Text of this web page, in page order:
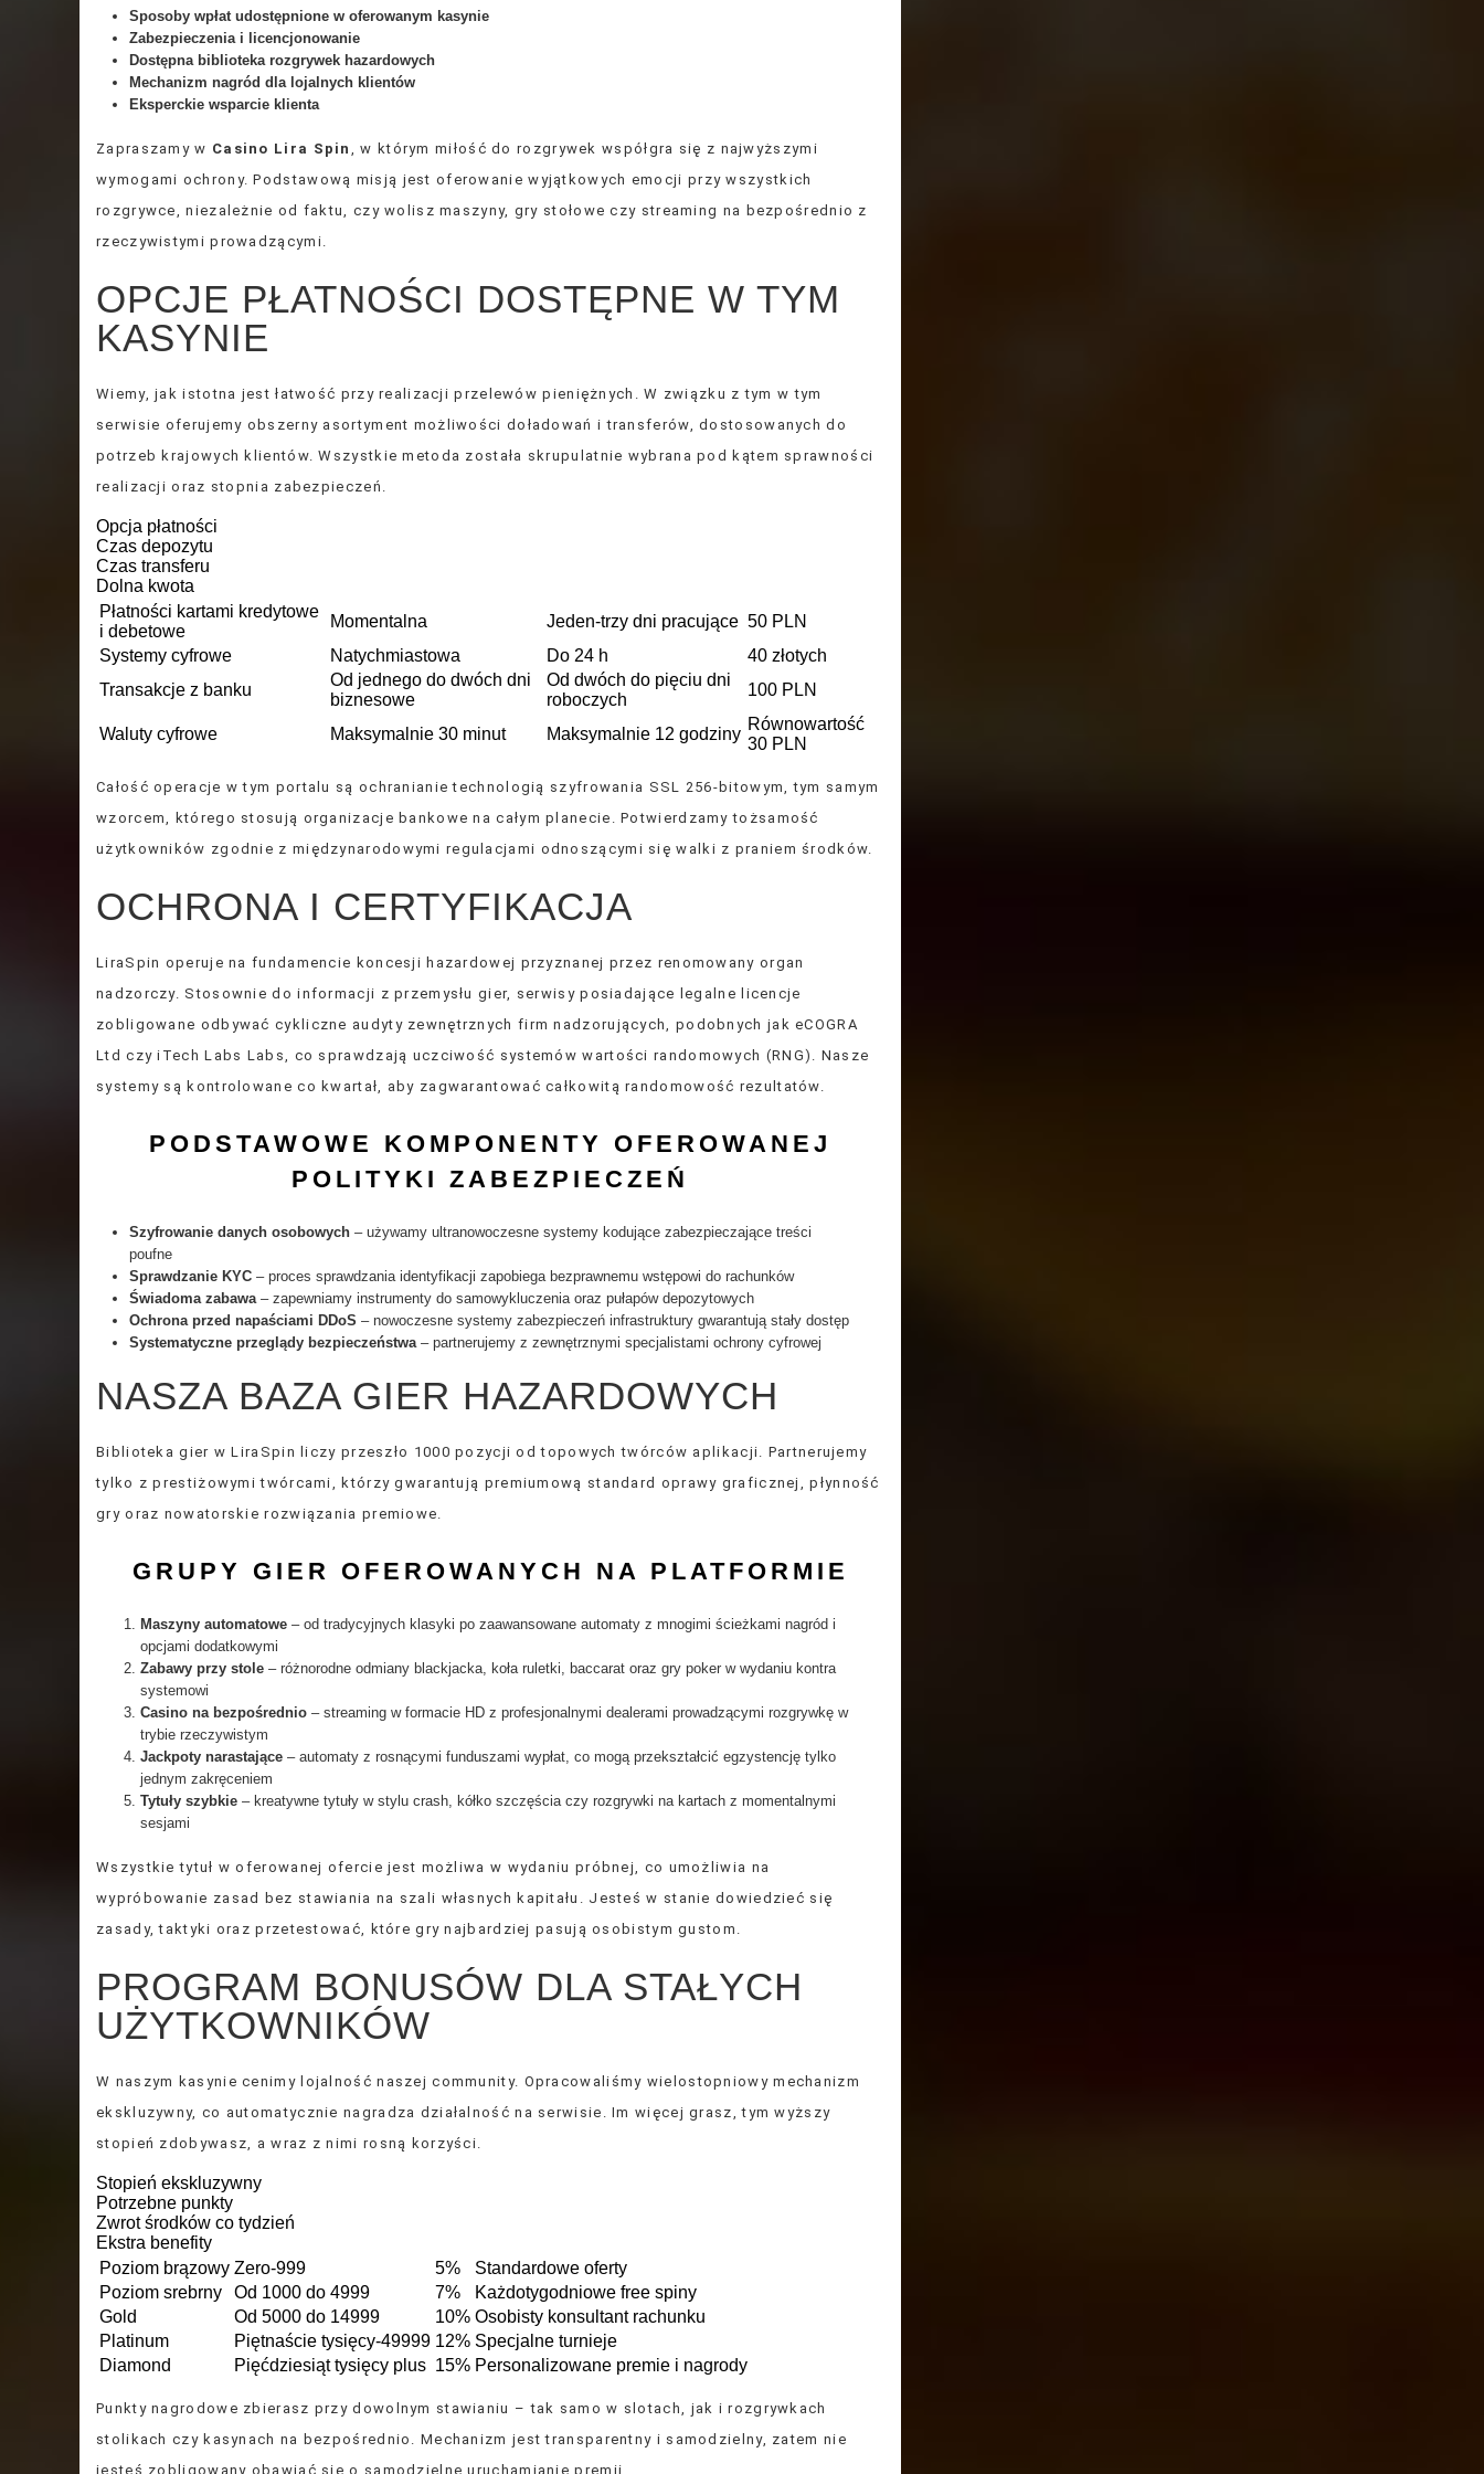
Sposoby wpłat udostępnione w oferowanym kasynie
Zabezpieczenia i licencjonowanie
Dostępna biblioteka rozgrywek hazardowych
Mechanizm nagród dla lojalnych klientów
Eksperckie wsparcie klienta
Zapraszamy w Casino Lira Spin , w którym miłość do rozgrywek współgra się z najwyższymi
wymogami ochrony. Podstawową misją jest oferowanie wyjątkowych emocji przy wszystkich
rozgrywce, niezależnie od faktu, czy wolisz maszyny, gry stołowe czy streaming na bezpośrednio z
rzeczywistymi prowadzącymi.
OPCJE PŁATNOŚCI DOSTĘPNE W TYM
KASYNIE
Wiemy, jak istotna jest łatwość przy realizacji przelewów pieniężnych. W związku z tym w tym
serwisie oferujemy obszerny asortyment możliwości doładowań i transferów, dostosowanych do
potrzeb krajowych klientów. Wszystkie metoda została skrupulatnie wybrana pod kątem sprawności
realizacji oraz stopnia zabezpieczeń.
Opcja płatności
Czas depozytu
Czas transferu
Dolna kwota
Płatności kartami kredytowe
i debetowe
Momentalna Jeden-trzy dni pracujące 50 PLN
Systemy cyfrowe
Natychmiastowa Do 24 h
40 złotych
Transakcje z banku
Od jednego do dwóch dni
biznesowe
Od dwóch do pięciu dni
roboczych
100 PLN
Waluty cyfrowe Maksymalnie 30 minut Maksymalnie 12 godziny
Równowartość
30 PLN
Całość operacje w tym portalu są ochranianie technologią szyfrowania SSL 256-bitowym, tym samym
wzorcem, którego stosują organizacje bankowe na całym planecie. Potwierdzamy tożsamość
użytkowników zgodnie z międzynarodowymi regulacjami odnoszącymi się walki z praniem środków.
OCHRONA I CERTYFIKACJA
LiraSpin operuje na fundamencie koncesji hazardowej przyznanej przez renomowany organ
nadzorczy. Stosownie do informacji z przemysłu gier, serwisy posiadające legalne licencje
zobligowane odbywać cykliczne audyty zewnętrznych firm nadzorujących, podobnych jak eCOGRA
Ltd czy iTech Labs Labs, co sprawdzają uczciwość systemów wartości randomowych (RNG). Nasze
systemy są kontrolowane co kwartał, aby zagwarantować całkowitą randomowość rezultatów.
PODSTAWOWE KOMPONENTY OFEROWANEJ
POLITYKI ZABEZPIECZEŃ
Szyfrowanie danych osobowych – używamy ultranowoczesne systemy kodujące zabezpieczające treści
poufne
Sprawdzanie KYC – proces sprawdzania identyfikacji zapobiega bezprawnemu wstępowi do rachunków
Świadoma zabawa– zapewniamy instrumenty do samowykluczenia oraz pułapów depozytowych
Ochrona przed napaściami DDoS – nowoczesne systemy zabezpieczeń infrastruktury gwarantują stały dostęp
Systematyczne przeglądy bezpieczeństwa– partnerujemy z zewnętrznymi specjalistami ochrony cyfrowej
NASZA BAZA GIER HAZARDOWYCH
Biblioteka gier w LiraSpin liczy przeszło 1000 pozycji od topowych twórców aplikacji. Partnerujemy
tylko z prestiżowymi twórcami, którzy gwarantują premiumową standard oprawy graficznej, płynność
gry oraz nowatorskie rozwiązania premiowe.
GRUPY GIER OFEROWANYCH NA PLATFORMIE
Maszyny automatowe – od tradycyjnych klasyki po zaawansowane automaty z mnogimi ścieżkami nagród i
opcjami dodatkowymi
Zabawy przy stole – różnorodne odmiany blackjacka, koła ruletki, baccarat oraz gry poker w wydaniu kontra
systemowi
Casino na bezpośrednio – streaming w formacie HD z profesjonalnymi dealerami prowadzącymi rozgrywkę w
trybie rzeczywistym
Jackpoty narastające – automaty z rosnącymi funduszami wypłat, co mogą przekształcić egzystencję tylko
jednym zakręceniem
Tytuły szybkie – kreatywne tytuły w stylu crash, kółko szczęścia czy rozgrywki na kartach z momentalnymi
sesjami
Wszystkie tytuł w oferowanej ofercie jest możliwa w wydaniu próbnej, co umożliwia na
wypróbowanie zasad bez stawiania na szali własnych kapitału. Jesteś w stanie dowiedzieć się
zasady, taktyki oraz przetestować, które gry najbardziej pasują osobistym gustom.
PROGRAM BONUSÓW DLA STAŁYCH
UŻYTKOWNIKÓW
W naszym kasynie cenimy lojalność naszej community. Opracowaliśmy wielostopniowy mechanizm
ekskluzywny, co automatycznie nagradza działalność na serwisie. Im więcej grasz, tym wyższy
stopień zdobywasz, a wraz z nimi rosną korzyści.
Stopień ekskluzywny
Potrzebne punkty
Zwrot środków co tydzień
Ekstra benefity
Poziom brązowy Zero-999 5%
Standardowe oferty
Poziom srebrny
Od 1000 do 4999 7%
Każdotygodniowe free spiny
Gold
Od 5000 do 14999 10% Osobisty konsultant rachunku
Platinum
Piętnaście tysięcy-49999 12% Specjalne turnieje
Diamond
Pięćdziesiąt tysięcy plus 15% Personalizowane premie i nagrody
Punkty nagrodowe zbierasz przy dowolnym stawianiu – tak samo w slotach, jak i rozgrywkach
stolikach czy kasynach na bezpośrednio. Mechanizm jest transparentny i samodzielny, zatem nie
jesteś zobligowany obawiać się o samodzielne uruchamianie premii.